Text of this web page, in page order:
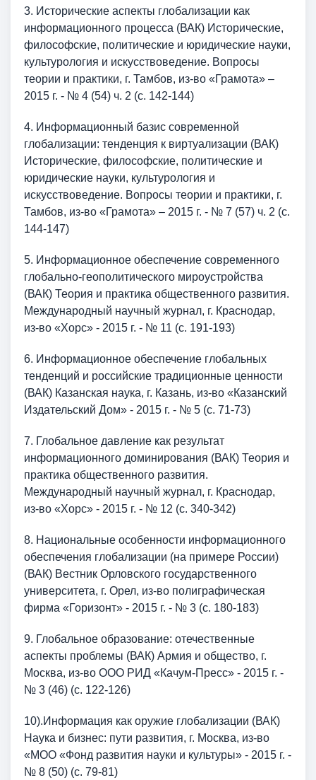
3. Исторические аспекты глобализации как
информационного процесса (ВАК) Исторические,
философские, политические и юридические науки,
культурология и искусствоведение. Вопросы
теории и практики, г. Тамбов, из-во «Грамота» –
2015 г. - № 4 (54) ч. 2 (с. 142-144)
4. Информационный базис современной
глобализации: тенденция к виртуализации (ВАК)
Исторические, философские, политические и
юридические науки, культурология и
искусствоведение. Вопросы теории и практики, г.
Тамбов, из-во «Грамота» – 2015 г. - № 7 (57) ч. 2 (с.
144-147)
5. Информационное обеспечение современного
глобально-геополитического мироустройства
(ВАК) Теория и практика общественного развития.
Международный научный журнал, г. Краснодар,
из-во «Хорс» - 2015 г. - № 11 (с. 191-193)
6. Информационное обеспечение глобальных
тенденций и российские традиционные ценности
(ВАК) Казанская наука, г. Казань, из-во «Казанский
Издательский Дом» - 2015 г. - № 5 (с. 71-73)
7. Глобальное давление как результат
информационного доминирования (ВАК) Теория и
практика общественного развития.
Международный научный журнал, г. Краснодар,
из-во «Хорс» - 2015 г. - № 12 (с. 340-342)
8. Национальные особенности информационного
обеспечения глобализации (на примере России)
(ВАК) Вестник Орловского государственного
университета, г. Орел, из-во полиграфическая
фирма «Горизонт» - 2015 г. - № 3 (с. 180-183)
9. Глобальное образование: отечественные
аспекты проблемы (ВАК) Армия и общество, г.
Москва, из-во ООО РИД «Качум-Пресс» - 2015 г. -
№ 3 (46) (с. 122-126)
10).Информация как оружие глобализации (ВАК)
Наука и бизнес: пути развития, г. Москва, из-во
«МОО «Фонд развития науки и культуры» - 2015 г. -
№ 8 (50) (с. 79-81)